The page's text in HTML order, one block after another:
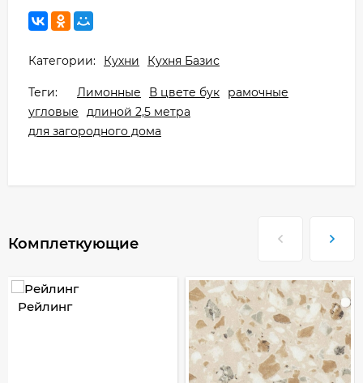
Категории: Кухни Кухня Базис
Теги: Лимонные В цвете бук
рамочные
угловые
длиной 2,5 метра
для загородного дома
Комплеткующие
Рейлинг